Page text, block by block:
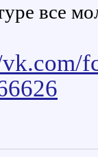
все